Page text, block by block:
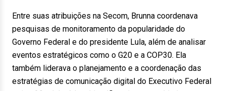
Entre suas atribuições na Secom, Brunna coordenava
pesquisas de monitoramento da popularidade do
Governo Federal e do presidente Lula, além de analisar
eventos estratégicos como o G20 e a COP30. Ela
também liderava o planejamento e a coordenação das
estratégias de comunicação digital do Executivo Federal